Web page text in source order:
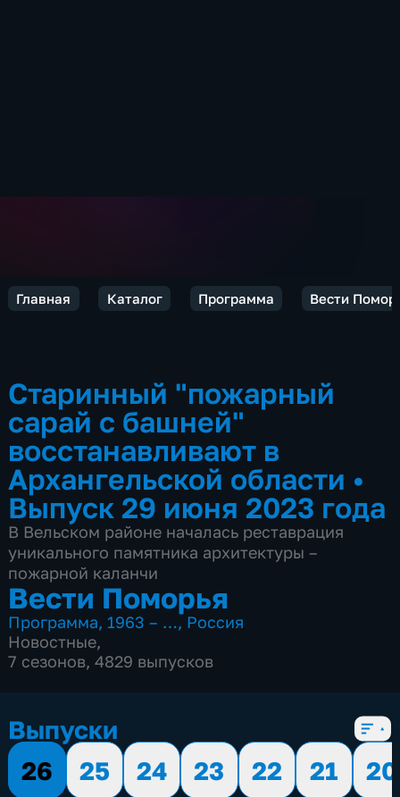
Главная Каталог Программа Вести
Старинный "пожарный
сарай с башней"
восстанавливают в
Архангельской области •
Выпуск 29 июня 2023 года
В Вельском районе началась реставрация
уникального памятника архитектуры –
пожарной каланчи
Вести Поморья
Программа, 1963 – …, Россия
Новостные,
7 сезонов, 4829 выпусков
Выпуски
26
25 24 23 22 21
20